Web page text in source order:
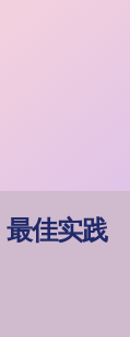
最佳实践